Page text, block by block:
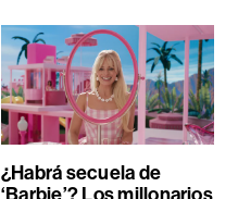
¿Habrá secuela de